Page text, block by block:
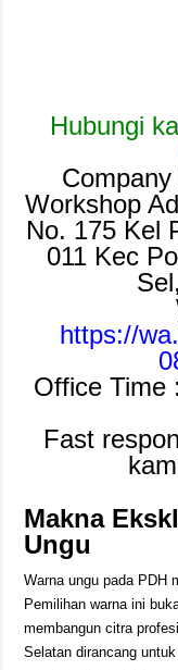
Hubungi
Workshop
No. 175 Kel
011 Kec
https://
Office Time
Fast
Makna
Ungu
Warna ungu pada PDH
Pemilihan warna ini
membangun citra
Selatan dirancang